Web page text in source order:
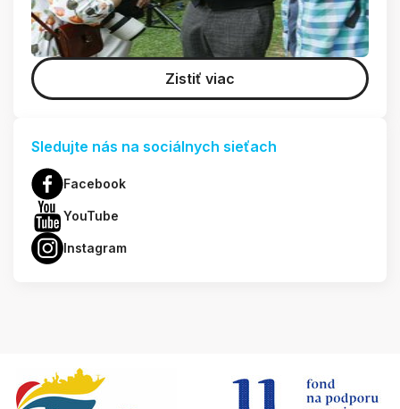
Zistiť viac
Sledujte nás na sociálnych sieťach
Facebook
YouTube
Instagram